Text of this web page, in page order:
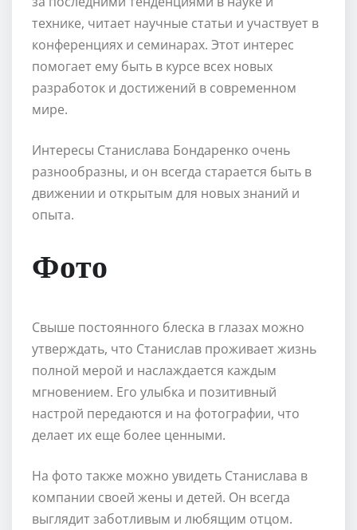
технике, читает научные статьи и участвует в
конференциях и семинарах. Этот интерес
помогает ему быть в курсе всех новых
разработок и достижений в современном
мире.
Интересы Станислава Бондаренко очень
разнообразны, и он всегда старается быть в
движении и открытым для новых знаний и
опыта.
Фото
Свыше постоянного блеска в глазах можно
утверждать, что Станислав проживает жизнь
полной мерой и наслаждается каждым
мгновением. Его улыбка и позитивный
настрой передаются и на фотографии, что
делает их еще более ценными.
На фото также можно увидеть Станислава в
компании своей жены и детей. Он всегда
выглядит заботливым и любящим отцом.